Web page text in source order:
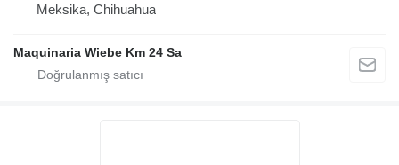
Meksika, Chihuahua
Maquinaria Wiebe Km 24 Sa